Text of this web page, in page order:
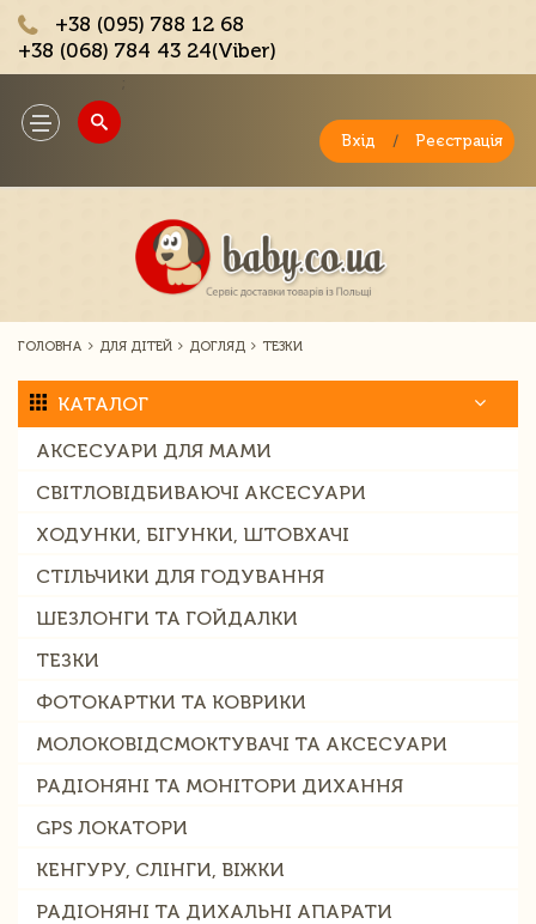
+38 (095) 788 12 68
+38 (068) 784 43 24(Viber)
Toggle
navigation
Вхід / Реєстрація
ГОЛОВНА ДЛЯ ДІТЕЙ ДОГЛЯД ТЕЗКИ
КАТАЛОГ
АКСЕСУАРИ ДЛЯ МАМИ
СВІТЛОВІДБИВАЮЧІ АКСЕСУАРИ
ХОДУНКИ, БІГУНКИ, ШТОВХАЧІ
СТІЛЬЧИКИ ДЛЯ ГОДУВАННЯ
ШЕЗЛОНГИ ТА ГОЙДАЛКИ
ТЕЗКИ
ФОТОКАРТКИ ТА КОВРИКИ
МОЛОКОВІДСМОКТУВАЧІ ТА АКСЕСУАРИ
РАДІОНЯНІ ТА МОНІТОРИ ДИХАННЯ
GPS ЛОКАТОРИ
КЕНГУРУ, СЛІНГИ, ВІЖКИ
РАДІОНЯНІ ТА ДИХАЛЬНІ АПАРАТИ